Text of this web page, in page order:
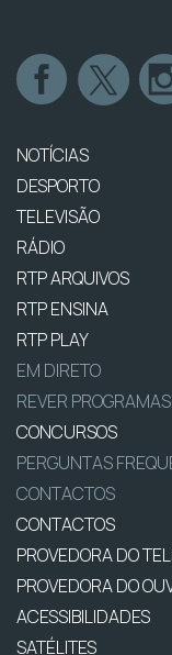
NOTÍCIAS
DESPORTO
TELEVISÃO
RÁDIO
RTP ARQUIVOS
RTP ENSINA
RTP PLAY
EM DIRETO
REVER PROGRAMAS
CONCURSOS
PERGUNTAS
CONTACTOS
CONTACTOS
PROVEDORA DO
PROVEDORA DO
ACESSIBILIDADES
SATÉLITES